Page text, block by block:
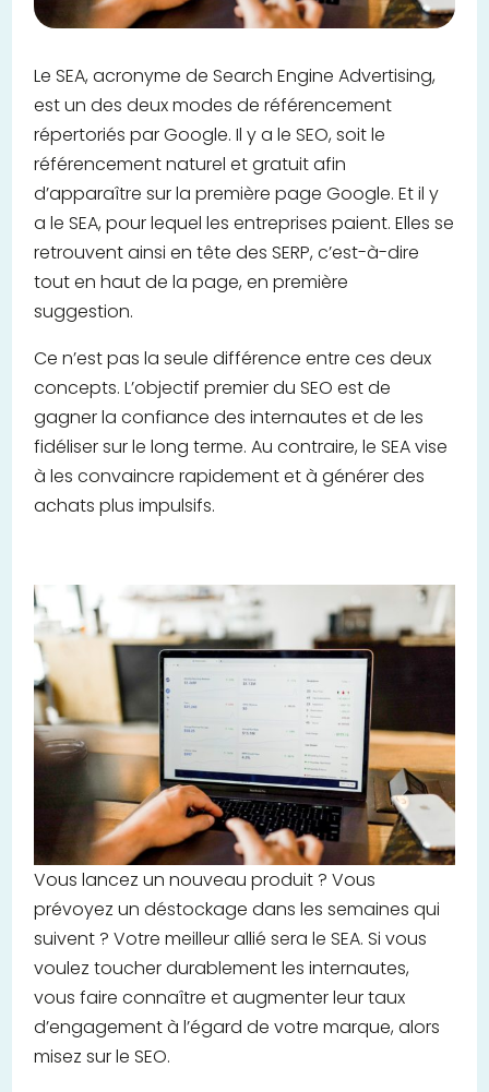
Le SEA, acronyme de Search Engine Advertising,
est un des deux modes de référencement
répertoriés par Google. Il y a le SEO, soit le
référencement naturel et gratuit afin
d’apparaître sur la première page Google. Et il y
a le SEA, pour lequel les entreprises paient. Elles se
retrouvent ainsi en tête des SERP, c’est-à-dire
tout en haut de la page, en première
suggestion.
Ce n’est pas la seule différence entre ces deux
concepts. L’objectif premier du SEO est de
gagner la confiance des internautes et de les
fidéliser sur le long terme. Au contraire, le SEA vise
à les convaincre rapidement et à générer des
achats plus impulsifs.
Vous lancez un nouveau produit ? Vous
prévoyez un déstockage dans les semaines qui
suivent ? Votre meilleur allié sera le SEA. Si vous
voulez toucher durablement les internautes,
vous faire connaître et augmenter leur taux
d’engagement à l’égard de votre marque, alors
misez sur le SEO.